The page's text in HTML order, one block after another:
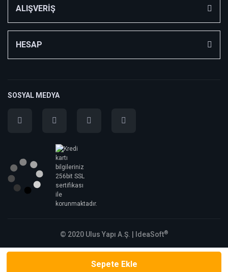
Sepete Ekle
ALIŞVERİŞ
HESAP
SOSYAL MEDYA
© 2020 Ulus Yapı A.Ş. | IdeaSoft®